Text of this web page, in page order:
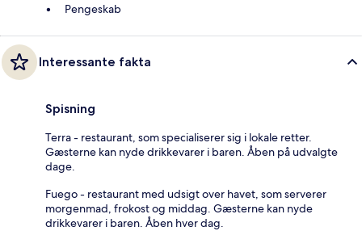
Pengeskab
Interessante fakta
Spisning
Terra - restaurant, som specialiserer sig i lokale retter.
Gæsterne kan nyde drikkevarer i baren. Åben på udvalgte
dage.
Fuego - restaurant med udsigt over havet, som serverer
morgenmad, frokost og middag. Gæsterne kan nyde
drikkevarer i baren. Åben hver dag.